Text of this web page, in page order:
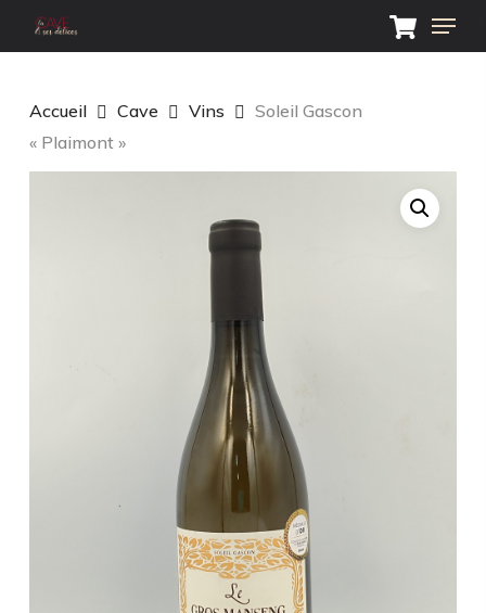
main
Menu
Accueil Cave Vins
Soleil Gascon
« Plaimont »